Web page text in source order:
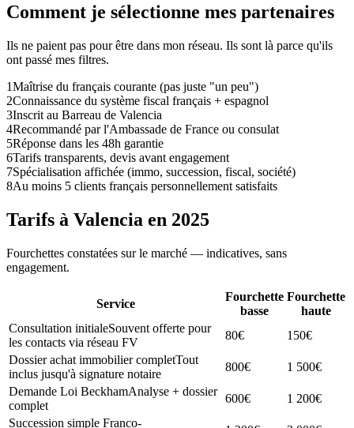
Comment je sélectionne mes partenaires
Ils ne paient pas pour être dans mon réseau. Ils sont là parce qu'ils
ont passé mes filtres.
1Maîtrise du français courante (pas juste "un peu")
2Connaissance du système fiscal français + espagnol
3Inscrit au Barreau de Valencia
4Recommandé par l'Ambassade de France ou consulat
5Réponse dans les 48h garantie
6Tarifs transparents, devis avant engagement
7Spécialisation affichée (immo, succession, fiscal, société)
8Au moins 5 clients français personnellement satisfaits
Tarifs à Valencia en 2025
Fourchettes constatées sur le marché — indicatives, sans
engagement.
Service
Fourchette
basse
Fourchette
haute
Consultation initialeSouvent offerte pour
les contacts via réseau FV
80€
150€
Dossier achat immobilier completTout
inclus jusqu'à signature notaire
800€
1 500€
Demande Loi BeckhamAnalyse + dossier
complet
600€
1 200€
Succession simple Franco-